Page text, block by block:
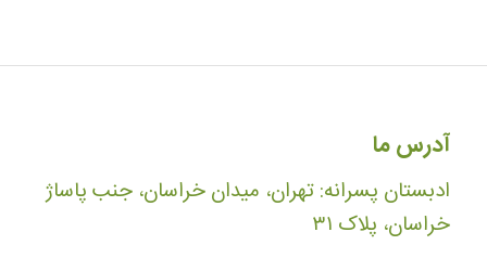
آدرس ما
ادبستان پسرانه: تهران، میدان خراسان، جنب پاساژ
خراسان، پلاک ۳۱